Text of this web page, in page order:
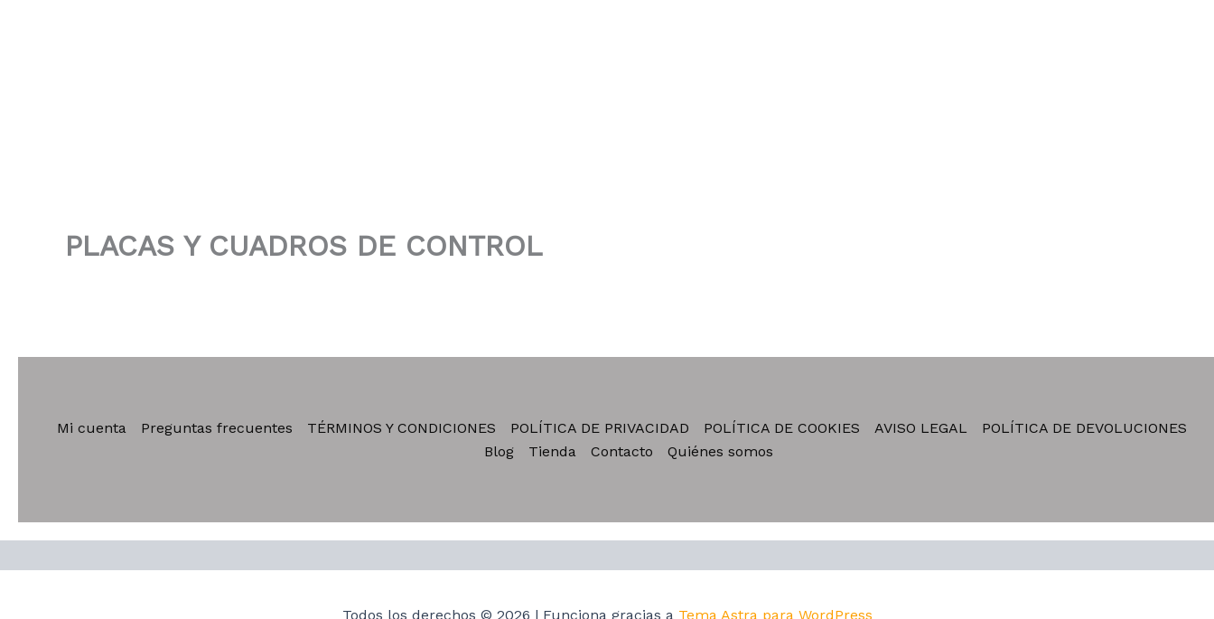
PLACAS Y CUADROS DE CONTROL
Mi cuenta Preguntas frecuentes TÉRMINOS Y CONDICIONES POLÍTICA DE PRIVACIDAD POLÍTICA DE COOKIES AVISO LEGAL
POLÍTICA DE DEVOLUCIONES
Blog
Tienda Contacto Quiénes somos
Todos los derechos © 2026 | Funciona gracias a Tema Astra para WordPress